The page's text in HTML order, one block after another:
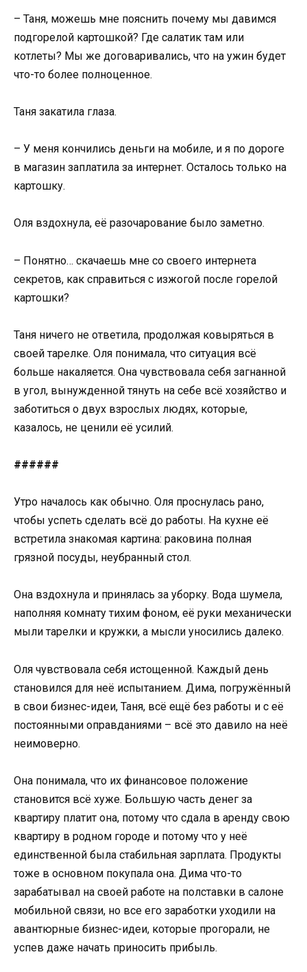
– Таня, можешь мне пояснить почему мы давимся
подгорелой картошкой? Где салатик там или
котлеты? Мы же договаривались, что на ужин будет
что-то более полноценное.
Таня закатила глаза.
– У меня кончились деньги на мобиле, и я по дороге
в магазин заплатила за интернет. Осталось только на
картошку.
Оля вздохнула, её разочарование было заметно.
– Понятно… скачаешь мне со своего интернета
секретов, как справиться с изжогой после горелой
картошки?
Таня ничего не ответила, продолжая ковыряться в
своей тарелке. Оля понимала, что ситуация всё
больше накаляется. Она чувствовала себя загнанной
в угол, вынужденной тянуть на себе всё хозяйство и
заботиться о двух взрослых людях, которые,
казалось, не ценили её усилий.
######
Утро началось как обычно. Оля проснулась рано,
чтобы успеть сделать всё до работы. На кухне её
встретила знакомая картина: раковина полная
грязной посуды, неубранный стол.
Она вздохнула и принялась за уборку. Вода шумела,
наполняя комнату тихим фоном, её руки механически
мыли тарелки и кружки, а мысли уносились далеко.
Оля чувствовала себя истощенной. Каждый день
становился для неё испытанием. Дима, погружённый
в свои бизнес-идеи, Таня, всё ещё без работы и с её
постоянными оправданиями – всё это давило на неё
неимоверно.
Она понимала, что их финансовое положение
становится всё хуже. Большую часть денег за
квартиру платит она, потому что сдала в аренду свою
квартиру в родном городе и потому что у неё
единственной была стабильная зарплата. Продукты
тоже в основном покупала она. Дима что-то
зарабатывал на своей работе на полставки в салоне
мобильной связи, но все его заработки уходили на
авантюрные бизнес-идеи, которые прогорали, не
успев даже начать приносить прибыль.